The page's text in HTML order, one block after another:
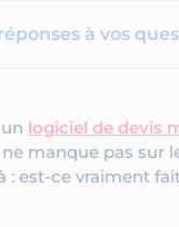
à vos
logiciel de devis
manque pas sur
: est-ce vraiment